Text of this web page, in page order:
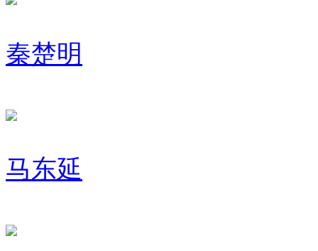
秦楚明
马东延